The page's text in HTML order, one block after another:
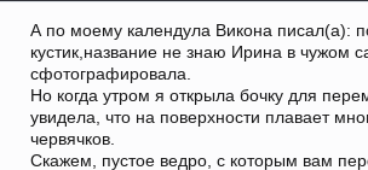
А по моему календула Викона писал(а):
кустик,название не знаю Ирина в чужом
сфотографировала.
Но когда утром я открыла бочку для
увидела, что на поверхности плавает
червячков.
Скажем, пустое ведро, с которым вам